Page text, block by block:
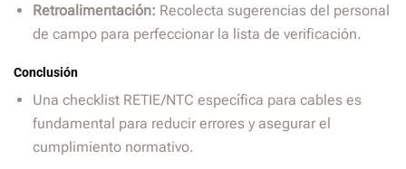
Retroalimentación: Recolecta sugerencias del personal
de campo para perfeccionar la lista de verificación.
Conclusión
Una checklist RETIE/NTC específica para cables es
fundamental para reducir errores y asegurar el
cumplimiento normativo.